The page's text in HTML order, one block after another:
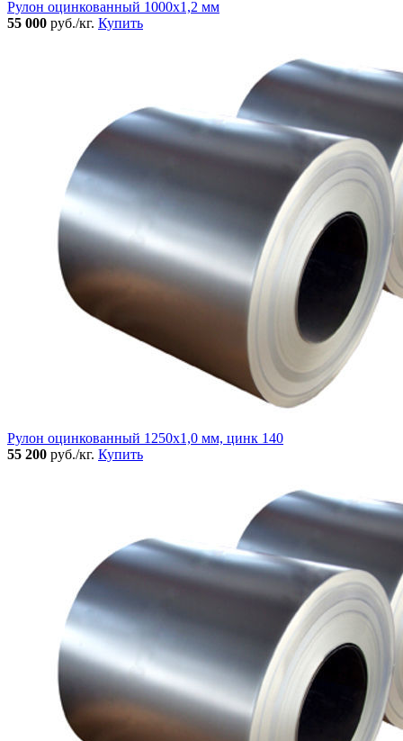
Рулон оцинкованный 1000х1,2 мм
55 000 руб./кг. Купить
Рулон оцинкованный 1250х1,0 мм, цинк 140
55 200 руб./кг. Купить